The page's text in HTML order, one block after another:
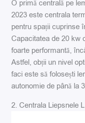
O primă centrală pe
2023 este centrala
pentru spații cuprinse
Capacitatea de 20 kw
foarte performantă,
Astfel, obții un nivel
faci este să folosești
autonomie de până la
2. Centrala Liepsnele